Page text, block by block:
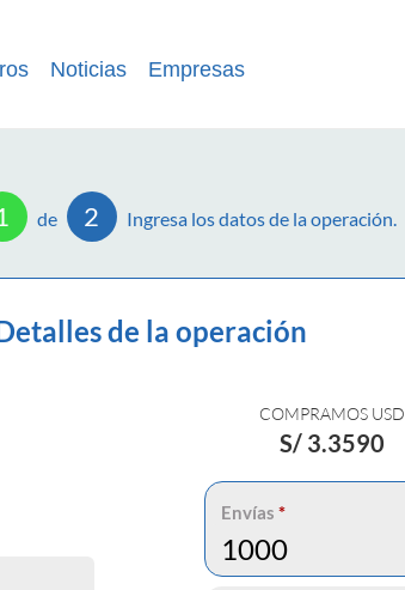
Noticias Empresas
de 2 Ingresa los datos de la operación.
de la operación
COMPRAMOS USD
S/ 3.3590
Envías *